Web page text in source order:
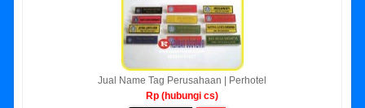
Jual Name Tag Perusahaan | Perhotel
Rp (hubungi cs)